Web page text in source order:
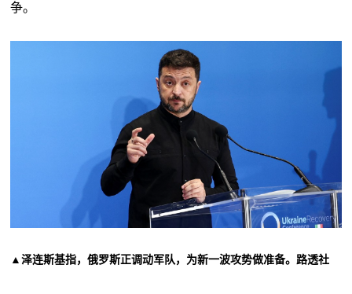
争。
▲泽连斯基指，俄罗斯正调动军队，为新一波攻势做准备。路透社